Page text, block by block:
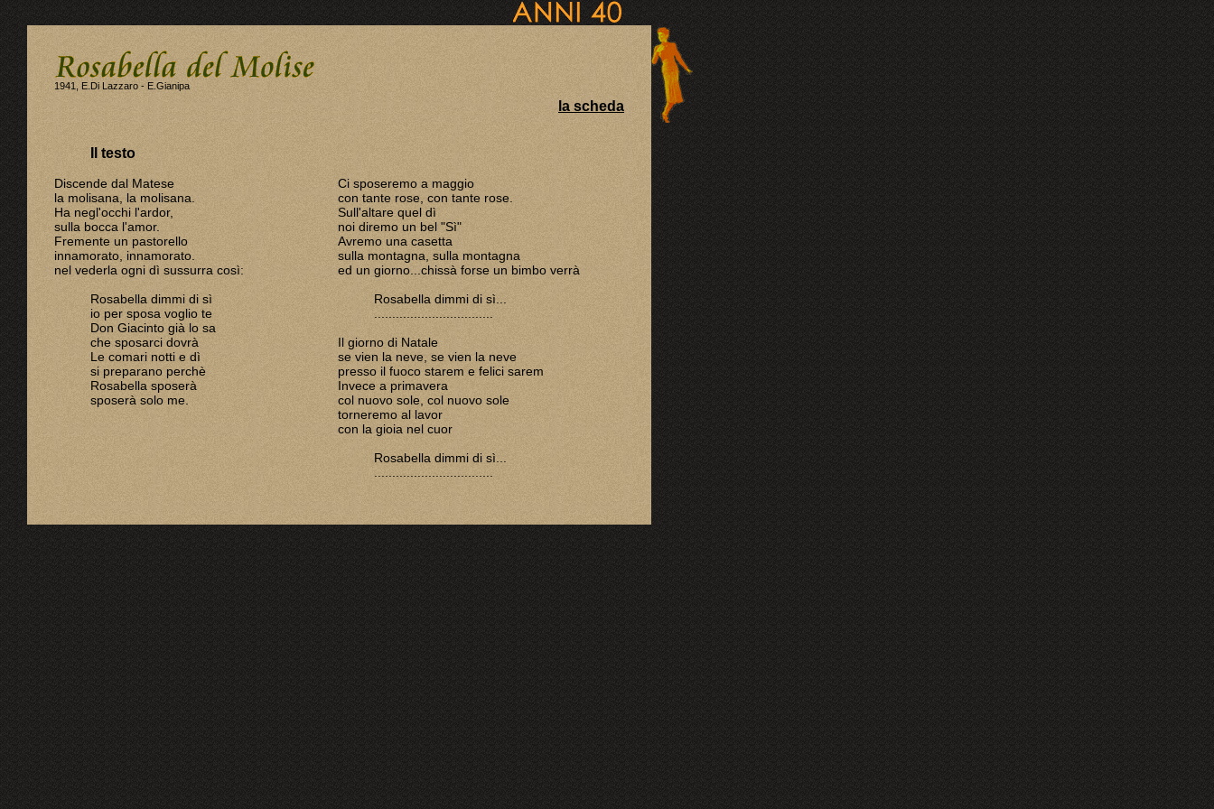
1941, E.Di Lazzaro - E.Gianipa
la scheda
Il testo
Discende dal Matese
la molisana, la molisana.
Ha negl'occhi l'ardor,
sulla bocca l'amor.
Fremente un pastorello
innamorato, innamorato.
nel vederla ogni dì sussurra così:
Rosabella dimmi di sì
io per sposa voglio te
Don Giacinto già lo sa
che sposarci dovrà
Le comari notti e dì
si preparano perchè
Rosabella sposerà
sposerà solo me.
Ci sposeremo a maggio
con tante rose, con tante rose.
Sull'altare quel dì
noi diremo un bel "Sì"
Avremo una casetta
sulla montagna, sulla montagna
ed un giorno...chissà forse un bimbo verrà
Rosabella dimmi di sì...
Il giorno di Natale
se vien la neve, se vien la neve
presso il fuoco starem e felici sarem
Invece a primavera
col nuovo sole, col nuovo sole
torneremo al lavor
con la gioia nel cuor
Rosabella dimmi di sì...